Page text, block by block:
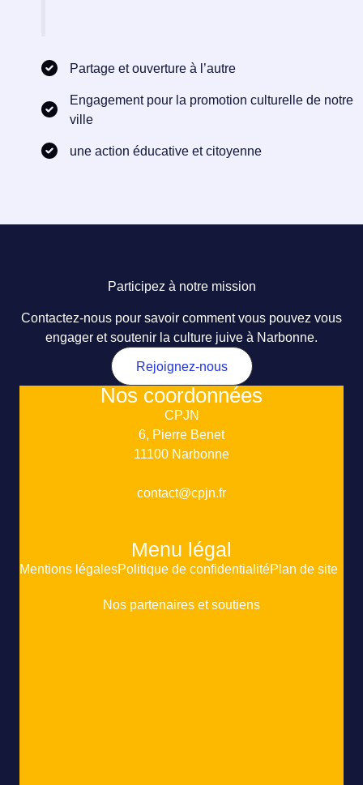
Partage et ouverture à l’autre
Engagement pour la promotion culturelle de notre
ville
une action éducative et citoyenne
Participez à notre mission
Contactez-nous pour savoir comment vous pouvez vous
engager et soutenir la culture juive à Narbonne.
Rejoignez-nous
Nos coordonnées
CPJN
6, Pierre Benet
11100 Narbonne
contact@cpjn.fr
Menu légal
Mentions légalesPolitique de confidentialitéPlan de site
Nos partenaires et soutiens